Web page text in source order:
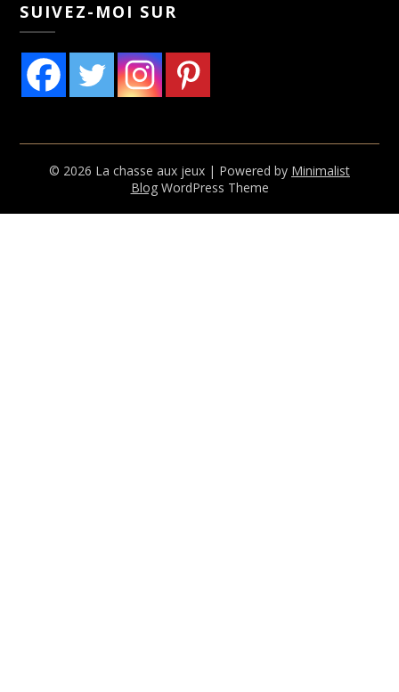
SUIVEZ-MOI SUR
© 2026 La chasse aux jeux | Powered by Minimalist
BlogWordPress Theme